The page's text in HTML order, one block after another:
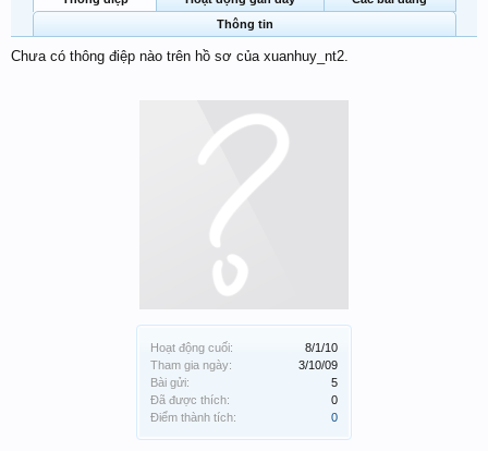
Hoạt động cuối:
8/1/10
Tham gia ngày:
3/10/09
Bài gửi:
5
Đã được thích:
0
Điểm thành tích:
0
Thông tin
Chưa có thông điệp nào trên hồ sơ của xuanhuy_nt2.